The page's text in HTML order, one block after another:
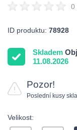
0
ID produktu: 78928
Skladem
11.08.2026
Pozor!
Poslední kusy
Velikost: